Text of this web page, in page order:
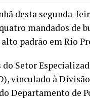
desta segunda-
mandados de
padrão em Rio
Setor
vinculado à
Departamento de